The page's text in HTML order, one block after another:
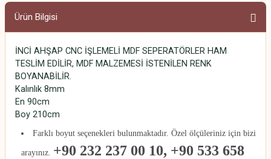
Ürün Bilgisi
İNCİ AHŞAP CNC İŞLEMELİ MDF SEPERATÖRLER HAM
TESLİM EDİLİR, MDF MALZEMESİ İSTENİLEN RENK
BOYANABİLİR.
Kalınlık 8mm
En 90cm
Boy 210cm
Farklı boyut seçenekleri bulunmaktadır. Özel ölçüleriniz için bizi
arayınız. +90 232 237 00 10, +90 533 658